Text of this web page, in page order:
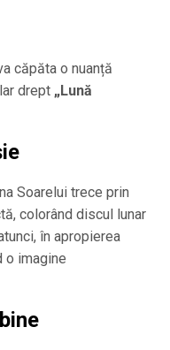
căpăta o nuanță
drept „Lună
Soarelui trece prin
colorând discul lunar
în apropierea
o imagine